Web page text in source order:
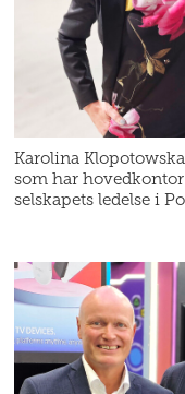
Karolina
som har
selskapets ledelse i